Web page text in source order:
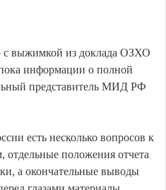
с выжимкой из доклада ОЗХО
информации о полной
представитель МИД РФ
есть несколько вопросов к
положения отчета
а окончательные выводы